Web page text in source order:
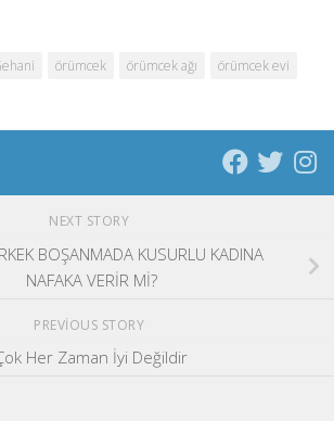
örümcek örümcek ağı örümcek evi
NEXT STORY
BOŞANMADA KUSURLU KADINA
NAFAKA VERİR Mİ?
PREVIOUS STORY
Her Zaman İyi Değildir